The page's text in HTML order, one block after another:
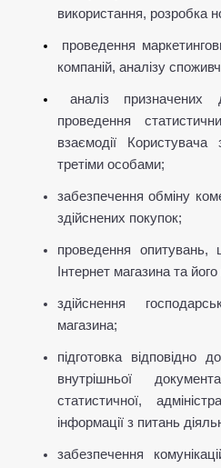
використання, розробка
проведення
компаній, аналізу
аналіз призначених
проведення
взаємодії
третіми особами;
забезпечення обміну
здійснених покупок;
проведення опитувань,
Інтернет магазина та
здійснення
магазина;
підготовка відповідно
внутрішньої
статистичної,
інформації з питань
забезпечення